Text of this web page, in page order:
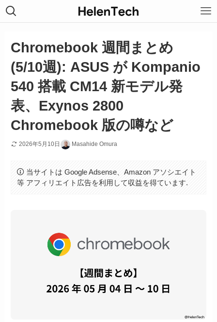
Chromebook 週間まとめ
(5/10週): ASUS が Kompanio
540 搭載 CM14 新モデル発
表、Exynos 2800
Chromebook 版の噂など
2026年5月10日 Masahide Omura
当サイトは Google Adsense、Amazon アソシエイト
等 アフィリエイト広告を利用して収益を得ています.